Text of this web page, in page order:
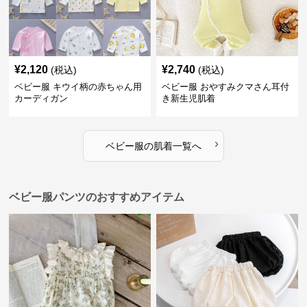
¥2,120 (税込)
ベビー服 キウイ柄の赤ちゃん用
カーディガン
¥2,740 (税込)
ベビー服 おやすみクマさん耳付
き新生児肌着
ベビー服の肌着一覧へ ›
ベビー服パンツのおすすめアイテム